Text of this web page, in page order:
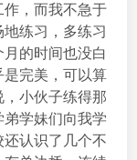
，而我不急于
练习，多练习
的时间也没白
完美，可以算
小伙子练得那
学妹们向我学
认识了几个不